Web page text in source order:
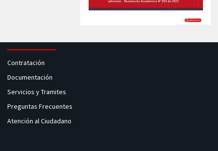
Contratación
Documentación
Servicios y Tramites
Preguntas Frecuentes
Atención al Ciudadano